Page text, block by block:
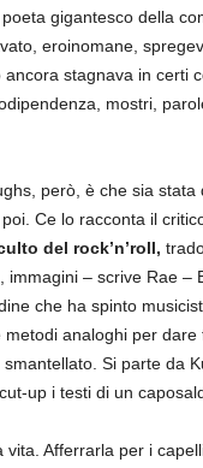
gigantesco della
eroinomane,
stagnava in certi
mostri,
però, è che sia
Ce lo racconta il
del rock’n’roll,
– scrive Rae –
che ha spinto
analoghi per
Si parte da
up i testi di un
Afferrarla per i